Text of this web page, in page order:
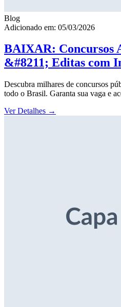
Blog
Adicionado em: 05/03/2026
BAIXAR: Concursos
&#8211; Editas com
Descubra milhares de concursos
todo o Brasil. Garanta sua vaga e
Ver Detalhes →